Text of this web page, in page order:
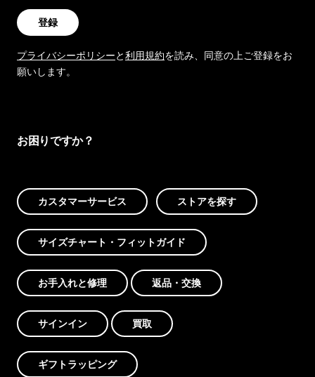
登録
プライバシーポリシーと利用規約を読み、同意の上ご登録をお
願いします。
お困りですか？
カスタマーサービス ストアを探す
サイズチャート・フィットガイド
お手入れと修理 返品・交換
サインイン 買取
ギフトラッピング